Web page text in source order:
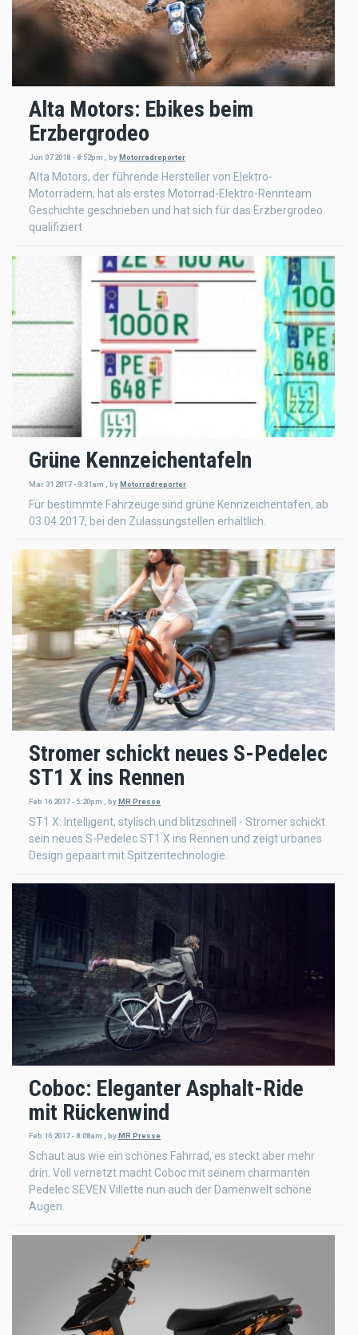
Alta Motors: Ebikes beim
Erzbergrodeo
Jun 07 2018 - 8:52pm byMotorradreporter
Alta Motors, der führende Hersteller von Elektro-
Motorrädern, hat als erstes Motorrad-Elektro-Rennteam
Geschichte geschrieben und hat sich für das Erzbergrodeo
qualifiziert
Grüne Kennzeichentafeln
Mar 31 2017 - 9:31am byMotorradreporter
Für bestimmte Fahrzeuge sind grüne Kennzeichentafen, ab
03.04.2017, bei den Zulassungstellen erhältlich.
Stromer schickt neues S-Pedelec
ST1 X ins Rennen
Feb 16 2017 - 5:20pm byMR Presse
ST1 X: Intelligent, stylisch und blitzschnell - Stromer schickt
sein neues S-Pedelec ST1 X ins Rennen und zeigt urbanes
Design gepaart mit Spitzentechnologie.
Coboc: Eleganter Asphalt-Ride
mit Rückenwind
Feb 16 2017 - 8:08am byMR Presse
Schaut aus wie ein schönes Fahrrad, es steckt aber mehr
drin: Voll vernetzt macht Coboc mit seinem charmanten
Pedelec SEVEN Villette nun auch der Damenwelt schöne
Augen.